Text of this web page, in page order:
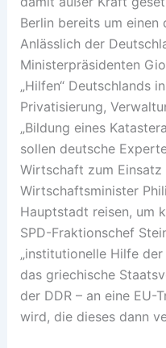
Berlin bereits um
Anlässlich der
Ministerpräsidenten
„Hilfen“ Deutschlands
Privatisierung,
„Bildung eines
sollen deutsche
Wirtschaft zum
Wirtschaftsminister
Hauptstadt reisen, um
SPD-Fraktionschef
„institutionelle Hilfe der
das griechische
der DDR – an eine EU-
wird, die dieses dann